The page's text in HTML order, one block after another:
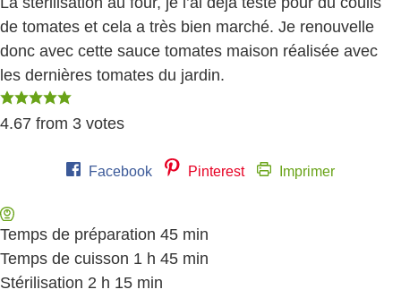
de tomates et cela a très bien marché. Je renouvelle
donc avec cette sauce tomates maison réalisée avec
les dernières tomates du jardin.
4.67 from 3 votes
Facebook Pinterest Imprimer
Temps de préparation 45 minutes
min
Temps de cuisson 1 heure
h 45 minutes
min
Stérilisation 2 heures
h 15 minutes
min